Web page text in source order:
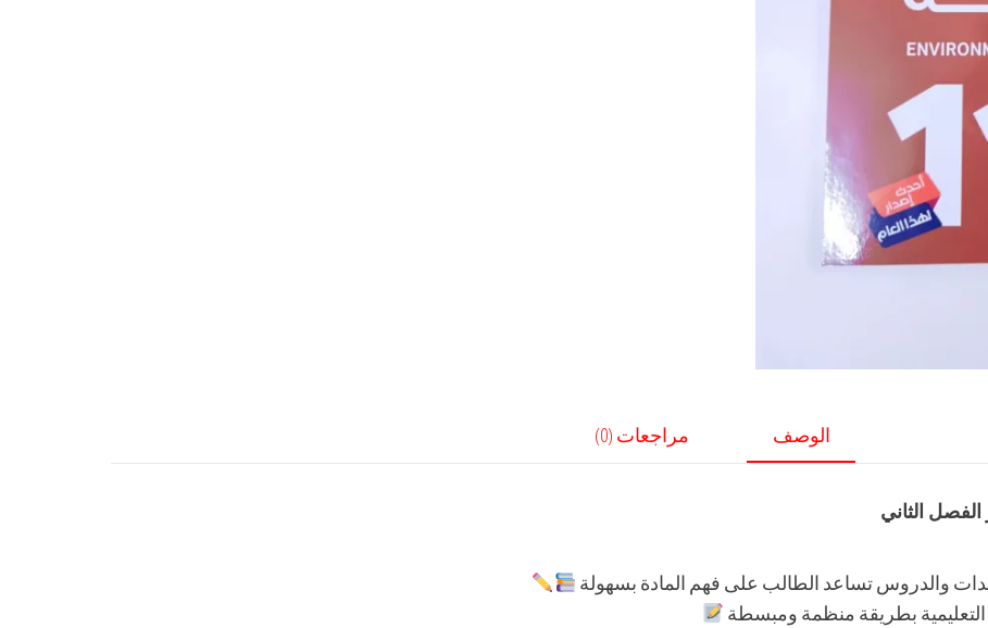
الوصف مراجعات (0)
الثاني
والدروس تساعد الطالب على فهم المادة بسهولة
التعليمية بطريقة منظمة ومبسطة